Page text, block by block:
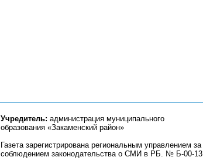
Учредитель: администрация муниципального
образования «Закаменский район»
Газета зарегистрирована региональным управлением за
соблюдением законодательства о СМИ в РБ. № Б-00-13